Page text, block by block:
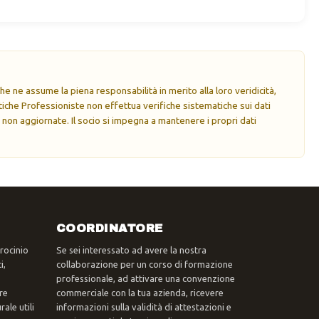
ne assume la piena responsabilità in merito alla loro veridicità,
Professioniste non effettua verifiche sistematiche sui dati
aggiornate. Il socio si impegna a mantenere i propri dati
utili
COORDINATORE
Se sei interessato ad avere la nostra
collaborazione per un corso di formazione
professionale, ad attivare una convenzione
commerciale con la tua azienda, ricevere
informazioni sulla validità di attestazioni e